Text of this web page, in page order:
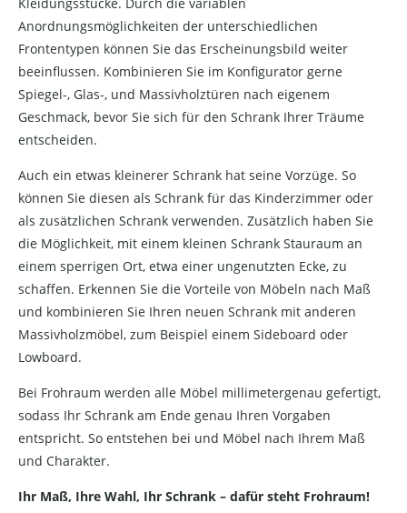
Anordnungsmöglichkeiten der unterschiedlichen
Frontentypen können Sie das Erscheinungsbild weiter
beeinflussen. Kombinieren Sie im Konfigurator gerne
Spiegel-, Glas-, und Massivholztüren nach eigenem
Geschmack, bevor Sie sich für den Schrank Ihrer Träume
entscheiden.
Auch ein etwas kleinerer Schrank hat seine Vorzüge. So
können Sie diesen als Schrank für das Kinderzimmer oder
als zusätzlichen Schrank verwenden. Zusätzlich haben Sie
die Möglichkeit, mit einem kleinen Schrank Stauraum an
einem sperrigen Ort, etwa einer ungenutzten Ecke, zu
schaffen. Erkennen Sie die Vorteile von Möbeln nach Maß
und kombinieren Sie Ihren neuen Schrank mit anderen
Massivholzmöbel, zum Beispiel einem Sideboard oder
Lowboard.
Bei Frohraum werden alle Möbel millimetergenau gefertigt,
sodass Ihr Schrank am Ende genau Ihren Vorgaben
entspricht. So entstehen bei und Möbel nach Ihrem Maß
und Charakter.
Ihr Maß, Ihre Wahl, Ihr Schrank – dafür steht Frohraum!